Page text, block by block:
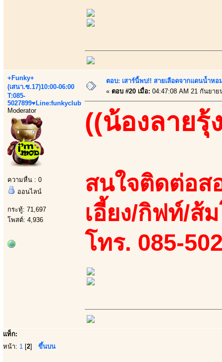
+Funky+
(เสนา.ซ.17)10:00-06:00
T:085-
5027899♥Line:funkyclub
Moderator
ความหื่น : 0
ออนไลน์
กระทู้: 71,697
โพสต์: 4,936
ตอบ: เสาร์นี้พบ!! สายเลือดจากแดนน้ำห
« ตอบ #20 เมื่อ: 04:47:08 AM 21 กันยาย
((น้องลายรุ้
สนใจติดต่อส
เอี้ยง/กิฟท์/ส้
โทร. 085-
แท็ก:
หน้า: 1 [2] ขึ้นบน